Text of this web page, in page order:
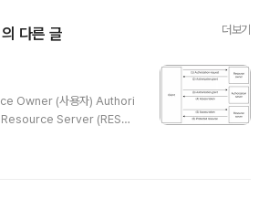
의 다른 글 더보기
Owner (사용자) Authori
Server (REST
사용자와 앱을 둘다 인증함.